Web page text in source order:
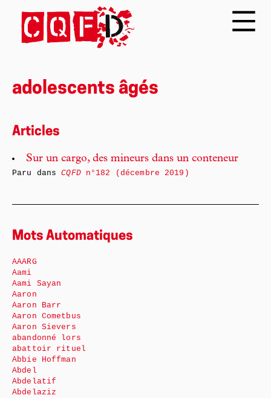
adolescents âgés
Articles
Sur un cargo, des mineurs dans un conteneur
Paru dansCQFDn°182 (décembre 2019)
Mots Automatiques
AAARG
Aami
Aami Sayan
Aaron
Aaron Barr
Aaron Cometbus
Aaron Sievers
abandonné lors
abattoir rituel
Abbie Hoffman
Abdel
Abdelatif
Abdelaziz